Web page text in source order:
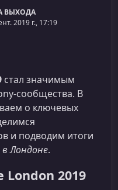
ВЫХОДА
2019 г., 17:19
стал значимым
В
о ключевых
и подводим итоги
в Лондоне.
London 2019